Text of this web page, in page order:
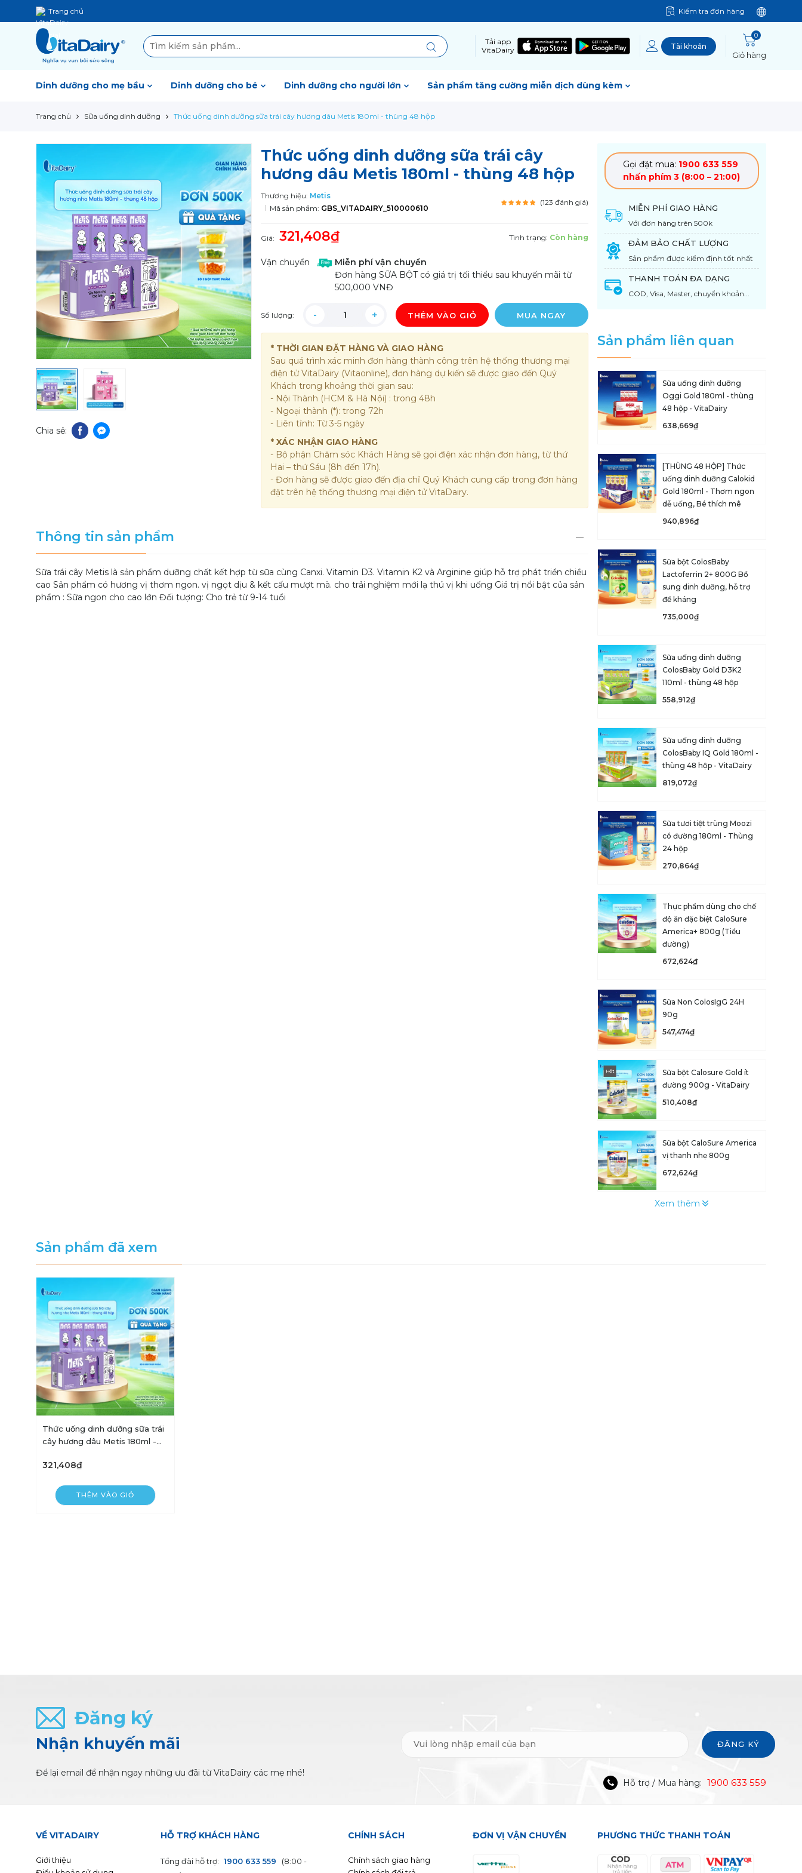
Trang chủ Kiểm tra đơn hàng
Tải app
VitaDairy
Tài khoản
0
Giỏ hàng
Dinh dưỡng cho mẹ bầu Dinh dưỡng cho bé Dinh dưỡng cho người lớn Sản phẩm tăng cường miễn dịch dùng kèm
Trang chủ Sữa uống dinh dưỡng Thức uống dinh dưỡng sữa trái cây hương dâu Metis 180ml - thùng 48 hộp
Chia sẻ:
Thức uống dinh dưỡng sữa trái cây
hương dâu Metis 180ml - thùng 48 hộp
Thương hiệu: Metis
Mã sản phẩm: GBS_VITADAIRY_510000610
(123 đánh giá)
Giá: 321,408₫ Tình trạng: Còn hàng
Vận chuyển
Miễn phí vận chuyển
Đơn hàng SỮA BỘT có giá trị tối thiểu sau khuyến mãi từ
500,000 VNĐ
Số lượng: THÊM VÀO GIỎ MUA NGAY
* THỜI GIAN ĐẶT HÀNG VÀ GIAO HÀNG
Sau quá trình xác minh đơn hàng thành công trên hệ thống thương mại
điện tử VitaDairy (Vitaonline), đơn hàng dự kiến sẽ được giao đến Quý
Khách trong khoảng thời gian sau:
- Nội Thành (HCM & Hà Nội) : trong 48h
- Ngoại thành (*): trong 72h
- Liên tỉnh: Từ 3-5 ngày
* XÁC NHẬN GIAO HÀNG
- Bộ phận Chăm sóc Khách Hàng sẽ gọi điện xác nhận đơn hàng, từ thứ
Hai – thứ Sáu (8h đến 17h).
- Đơn hàng sẽ được giao đến địa chỉ Quý Khách cung cấp trong đơn hàng
đặt trên hệ thống thương mại điện tử VitaDairy.
Thông tin sản phẩm
Sữa trái cây Metis là sản phẩm dưỡng chất kết hợp từ sữa cùng Canxi. Vitamin D3. Vitamin K2 và Arginine giúp hỗ trợ phát triển chiều
cao Sản phẩm có hương vị thơm ngon. vị ngọt dịu & kết cấu mượt mà. cho trải nghiệm mới lạ thú vị khi uống Giá trị nổi bật của sản
phẩm : Sữa ngon cho cao lớn Đối tượng: Cho trẻ từ 9-14 tuổi
Gọi đặt mua: 1900 633 559
nhấn phím 3 (8:00 – 21:00)
MIỄN PHÍ GIAO HÀNG
Với đơn hàng trên 500k
ĐẢM BẢO CHẤT LƯỢNG
Sản phẩm được kiểm định tốt nhất
THANH TOÁN ĐA DẠNG
COD, Visa, Master, chuyển khoản...
Sản phẩm liên quan
Sữa uống dinh dưỡng
Oggi Gold 180ml - thùng
48 hộp - VitaDairy
638,669₫
[THÙNG 48 HỘP] Thức
uống dinh dưỡng Calokid
Gold 180ml - Thơm ngon
dễ uống, Bé thích mê
940,896₫
Sữa bột ColosBaby
Lactoferrin 2+ 800G Bổ
sung dinh dưỡng, hỗ trợ
đề kháng
735,000₫
Sữa uống dinh dưỡng
ColosBaby Gold D3K2
110ml - thùng 48 hộp
558,912₫
Sữa uống dinh dưỡng
ColosBaby IQ Gold 180ml -
thùng 48 hộp - VitaDairy
819,072₫
Sữa tươi tiệt trùng Moozi
có đường 180ml - Thùng
24 hộp
270,864₫
Thực phẩm dùng cho chế
độ ăn đặc biệt CaloSure
America+ 800g (Tiểu
đường)
672,624₫
Sữa Non ColosIgG 24H
90g
547,474₫
Hết
Sữa bột Calosure Gold ít
đường 900g - VitaDairy
510,408₫
Sữa bột CaloSure America
vị thanh nhẹ 800g
672,624₫
Xem thêm
Sản phẩm đã xem
Thức uống dinh dưỡng sữa trái
cây hương dâu Metis 180ml -
321,408₫
THÊM VÀO GIỎ
Đăng ký
Nhận khuyến mãi
Để lại email để nhận ngay những ưu đãi từ VitaDairy các mẹ nhé!
ĐĂNG KÝ
Hỗ trợ / Mua hàng: 1900 633 559
VỀ VITADAIRY
Giới thiệu
HỖ TRỢ KHÁCH HÀNG
Tổng đài hỗ trợ: 1900 633 559
(8:00 -
CHÍNH SÁCH
Chính sách giao hàng
ĐƠN VỊ VẬN CHUYỂN PHƯƠNG THỨC THANH TOÁN